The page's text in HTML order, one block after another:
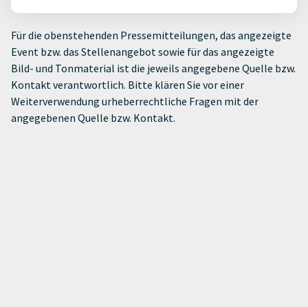
Für die obenstehenden Pressemitteilungen, das angezeigte
Event bzw. das Stellenangebot sowie für das angezeigte
Bild- und Tonmaterial ist die jeweils angegebene Quelle bzw.
Kontakt verantwortlich. Bitte klären Sie vor einer
Weiterverwendung urheberrechtliche Fragen mit der
angegebenen Quelle bzw. Kontakt.